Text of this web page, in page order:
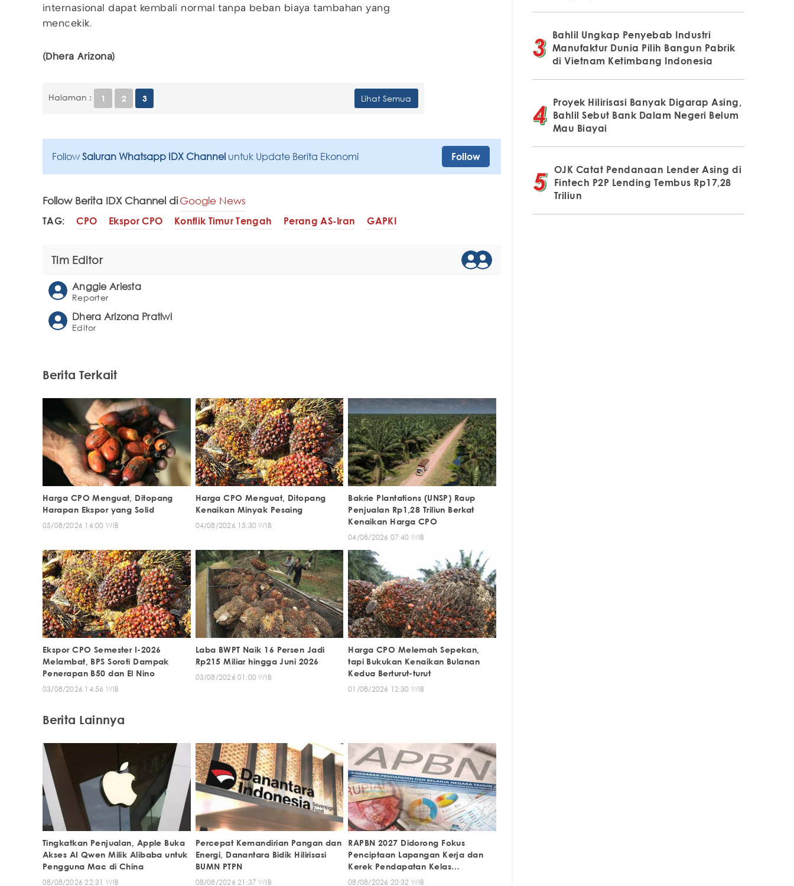
internasional dapat kembali normal tanpa beban biaya tambahan yang
mencekik.
(Dhera Arizona)
Halaman : 1 2 3 Lihat Semua
Follow Saluran Whatsapp IDX Channel untuk Update Berita Ekonomi Follow
Follow Berita IDX Channel diGoogle News
TAG: CPO Ekspor CPO Konflik Timur Tengah Perang AS-Iran GAPKI
Tim Editor
Anggie Ariesta
Reporter
Dhera Arizona Pratiwi
Editor
Berita Terkait
Harga CPO Menguat, Ditopang
Harapan Ekspor yang Solid
05/08/2026 16:00 WIB
Harga CPO Menguat, Ditopang
Kenaikan Minyak Pesaing
04/08/2026 15:30 WIB
Bakrie Plantations (UNSP) Raup
Penjualan Rp1,28 Triliun Berkat
Kenaikan Harga CPO
04/08/2026 07:40 WIB
Ekspor CPO Semester I-2026
Melambat, BPS Soroti Dampak
Penerapan B50 dan El Nino
03/08/2026 14:56 WIB
Laba BWPT Naik 16 Persen Jadi
Rp215 Miliar hingga Juni 2026
03/08/2026 01:00 WIB
Harga CPO Melemah Sepekan,
tapi Bukukan Kenaikan Bulanan
Kedua Berturut-turut
01/08/2026 12:30 WIB
Berita Lainnya
Tingkatkan Penjualan, Apple Buka
Akses AI Qwen Milik Alibaba untuk
Pengguna Mac di China
08/08/2026 22:31 WIB
Percepat Kemandirian Pangan dan
Energi, Danantara Bidik Hilirisasi
BUMN PTPN
08/08/2026 21:37 WIB
RAPBN 2027 Didorong Fokus
Penciptaan Lapangan Kerja dan
Kerek Pendapatan Kelas
Menengah
08/08/2026 20:32 WIB
Bahlil Ungkap Penyebab Industri
Manufaktur Dunia Pilih Bangun Pabrik
di Vietnam Ketimbang Indonesia
Proyek Hilirisasi Banyak Digarap Asing,
Bahlil Sebut Bank Dalam Negeri Belum
Mau Biayai
OJK Catat Pendanaan Lender Asing di
Fintech P2P Lending Tembus Rp17,28
Triliun